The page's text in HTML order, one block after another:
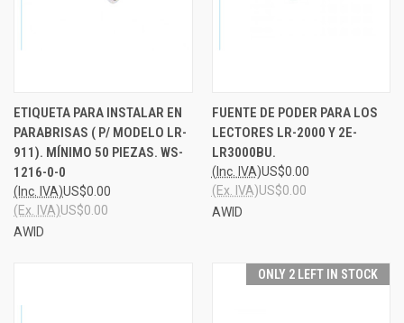
ETIQUETA PARA INSTALAR EN
PARABRISAS ( P/ MODELO LR-
911). MÍNIMO 50 PIEZAS. WS-
1216-0-0
US$0.00
(Inc. IVA)
US$0.00
(Ex. IVA)
AWID
FUENTE DE PODER PARA LOS
LECTORES LR-2000 Y 2E-
LR3000BU.
US$0.00
(Inc. IVA)
US$0.00
(Ex. IVA)
AWID
ONLY 2 LEFT IN STOCK